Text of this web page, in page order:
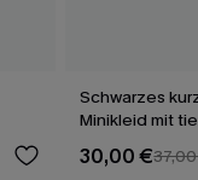
Schwarzes
Minikleid mit
30,00 €